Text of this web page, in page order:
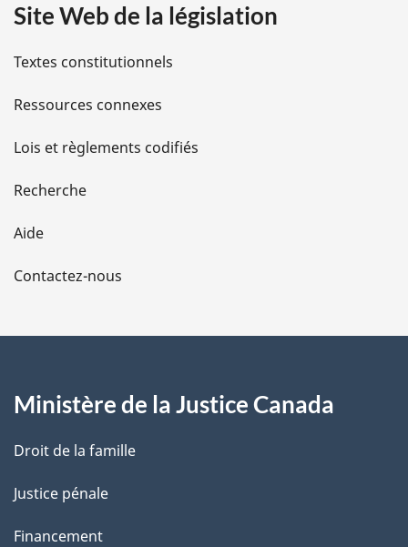
i
l
s
d
e
l
a
e
Site Web de la législation
Textes constitutionnels
Ressources connexes
Lois et règlements codifiés
Recherche
Aide
Contactez-nous
Ministère de la Justice Canada
Droit de la famille
Justice pénale
Financement